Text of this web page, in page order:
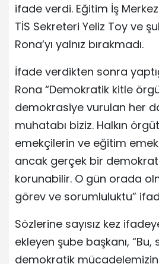
ifade verdi. Eğitim İş
TİS Sekreteri Yeliz Toy ve
Rona’yı yalnız bırakmadı.
İfade verdikten sonra
Rona “Demokratik kitle
demokrasiye vurulan her
muhatabı biziz. Halkın
emekçilerin ve eğitim
ancak gerçek bir
korunabilir. O gün orada
görev ve sorumluluktu”
Sözlerine sayısız kez
ekleyen şube başkanı, “Bu,
demokratik